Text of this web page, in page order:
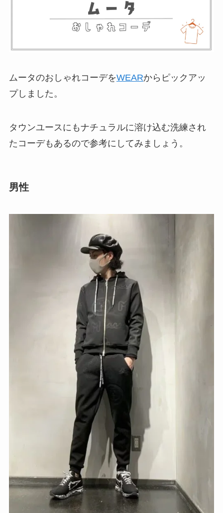
ムータのおしゃれコーデをWEARからピックアッ
プしました。
タウンユースにもナチュラルに溶け込む洗練され
たコーデもあるので参考にしてみましょう。
男性